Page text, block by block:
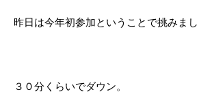
昨日は今年初参加ということで挑みま
３０分くらいでダウン。